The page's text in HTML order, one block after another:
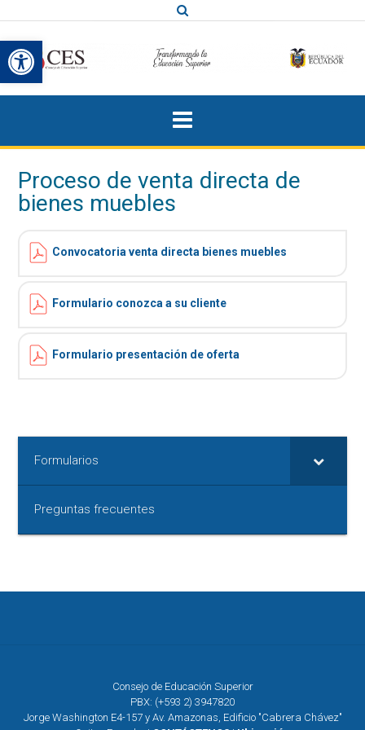
Abrir barra de herramientas
al
contenido
Proceso de venta directa de
bienes muebles
Convocatoria venta directa bienes muebles
Formulario conozca a su cliente
Formulario presentación de oferta
Formularios
Preguntas frecuentes
Consejo de Educación Superior
PBX: (+593 2) 3947820
Jorge Washington E4-157 y Av. Amazonas, Edificio "Cabrera Chávez"